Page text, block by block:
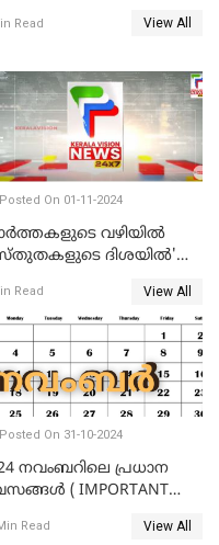
Read View All
Posted On 01-11-2024
വഴിയിൽ
ദിശയിൽ'
Read View All
Posted On 31-10-2024
നവംബറിലെ പ്രധാന
( IMPORTANT
Read View All